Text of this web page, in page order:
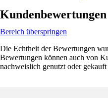
Kundenbewertungen
Bereich überspringen
Die Echtheit der Bewertungen
Bewertungen können auch von
nachweislich genutzt oder gekauft